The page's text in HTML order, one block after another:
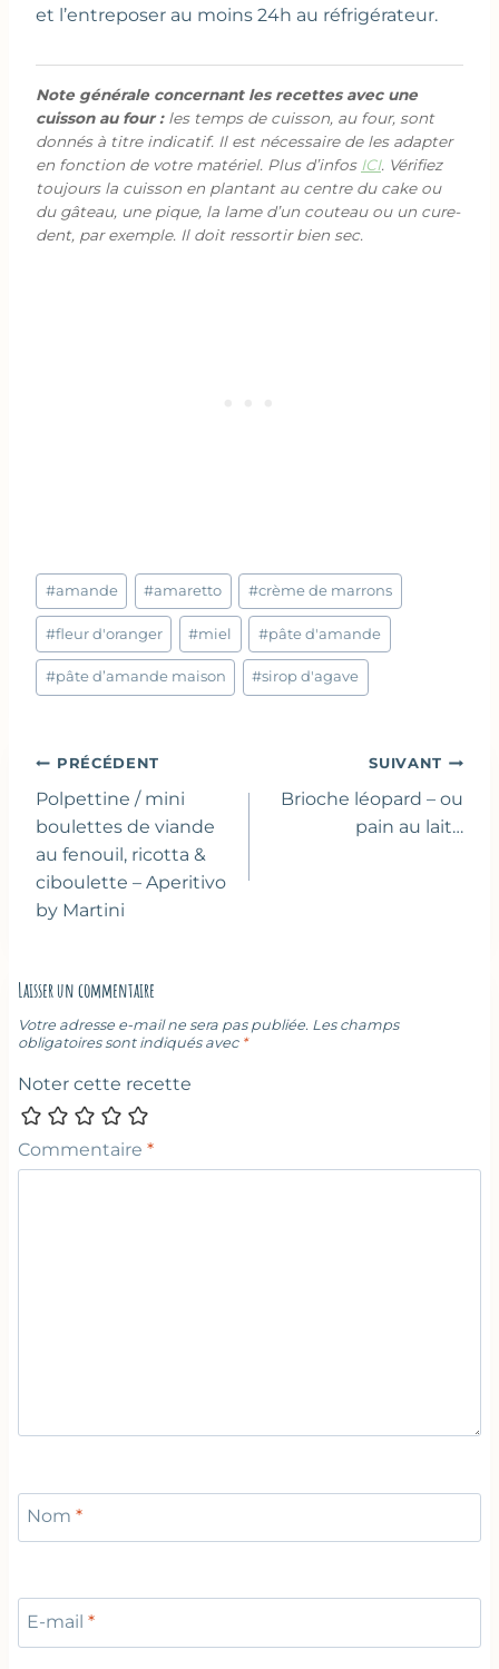
et l’entreposer au moins 24h au réfrigérateur.
Note générale concernant les recettes avec une
cuisson au four :les temps de cuisson, au four, sont
donnés à titre indicatif. Il est nécessaire de les adapter
en fonction de votre matériel. Plus d’infos ICI. Vérifiez
toujours la cuisson en plantant au centre du cake ou
du gâteau, une pique, la lame d’un couteau ou un cure-
dent, par exemple. Il doit ressortir bien sec.
Étiquettes
de
la
publication :
#amande #amaretto #crème de marrons
#fleur d'oranger #miel #pâte d'amande
#pâte d’amande maison #sirop d'agave
Navigation
de
l’article
PRÉCÉDENT
Polpettine / mini
boulettes de viande
au fenouil, ricotta &
ciboulette – Aperitivo
by Martini
SUIVANT
Brioche léopard – ou
pain au lait…
Laisser un commentaire
Votre adresse e-mail ne sera pas publiée. Les champs
obligatoires sont indiqués avec *
Noter cette recette
Commentaire *
Nom *
E-mail *